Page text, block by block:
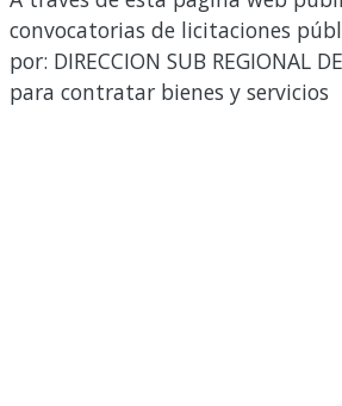
convocatorias de licitaciones
por: DIRECCION SUB REGIONAL
para contratar bienes y servicios